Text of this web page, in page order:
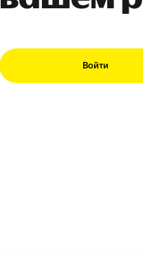
Войти